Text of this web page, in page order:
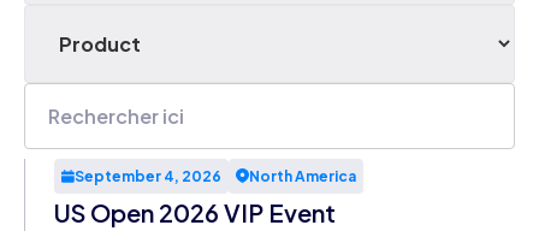
September 4, 2026 North America
US Open 2026 VIP Event